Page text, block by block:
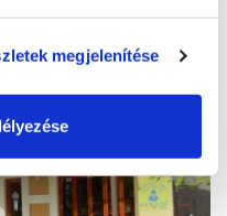
megjelenítése